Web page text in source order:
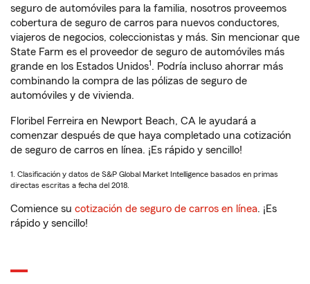
seguro de automóviles para la familia, nosotros proveemos
cobertura de seguro de carros para nuevos conductores,
viajeros de negocios, coleccionistas y más. Sin mencionar que
State Farm es el proveedor de seguro de automóviles más
grande en los Estados Unidos1. Podría incluso ahorrar más
combinando la compra de las pólizas de seguro de
automóviles y de vivienda.
Floribel Ferreira en Newport Beach, CA le ayudará a
comenzar después de que haya completado una cotización
de seguro de carros en línea. ¡Es rápido y sencillo!
1. Clasificación y datos de S&P Global Market Intelligence basados en primas
directas escritas a fecha del 2018.
Comience su cotización de seguro de carros en línea. ¡Es
rápido y sencillo!